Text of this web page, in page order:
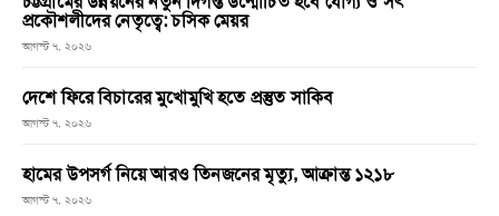
প্রকৌশলীদের নেতৃত্বে: চসিক মেয়র
আগস্ট ৭, ২০২৬
দেশে ফিরে বিচারের মুখোমুখি হতে প্রস্তুত সাকিব
আগস্ট ৭, ২০২৬
হামের উপসর্গ নিয়ে আরও তিনজনের মৃত্যু, আক্রান্ত ১২১৮
আগস্ট ৭, ২০২৬